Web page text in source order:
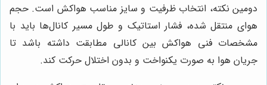
دومین نکته، انتخاب ظرفیت و سایز مناسب هواکش است. حجم
هوای منتقل شده، فشار استاتیک و طول مسیر کانال‌ها باید با
مشخصات فنی هواکش بین کانالی مطابقت داشته باشد تا
جریان هوا به صورت یکنواخت و بدون اختلال حرکت کند.